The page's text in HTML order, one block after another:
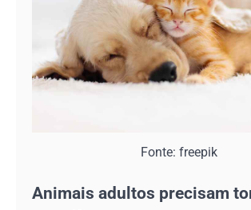
Fonte: freepik
Animais adultos precisam